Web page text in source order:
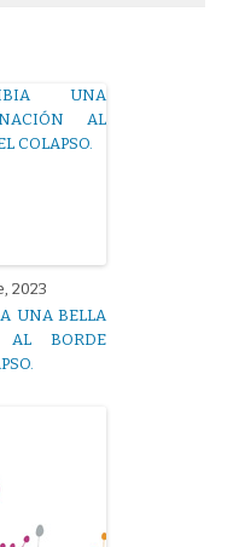
2023
UNA BELLA
AL BORDE